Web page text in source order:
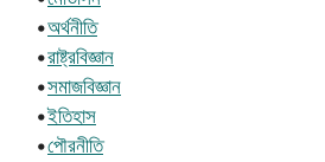
•অর্থনীতি
•রাষ্ট্রবিজ্ঞান
•সমাজবিজ্ঞান
•ইতিহাস
•পৌরনীতি